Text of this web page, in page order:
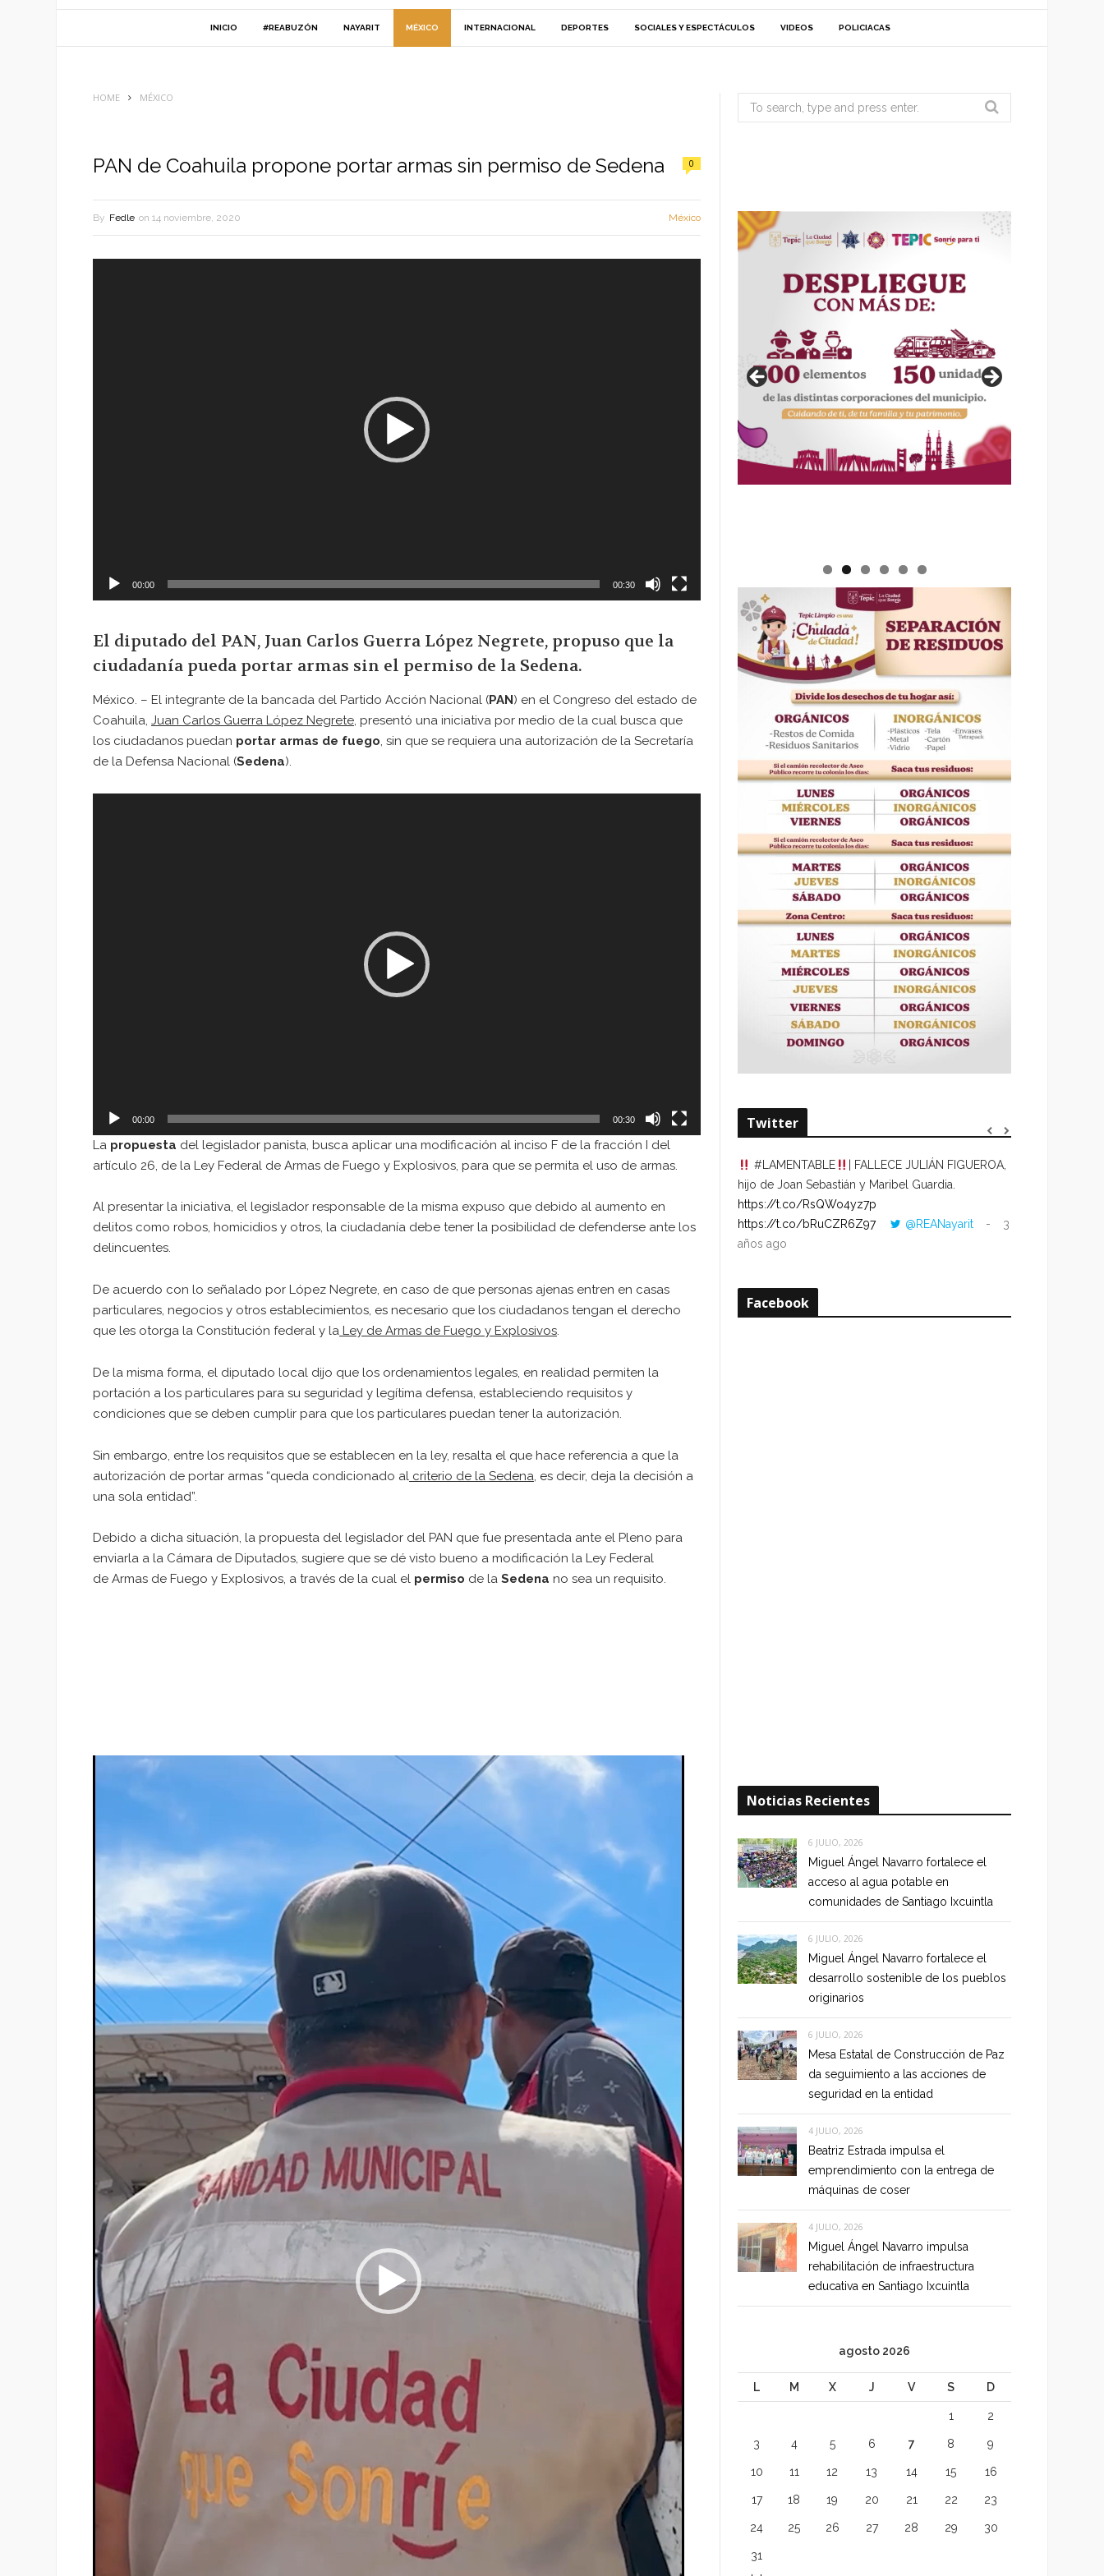
INICIO #REABUZÓN NAYARIT MÉXICO INTERNACIONAL DEPORTES SOCIALES Y ESPECTÁCULOS VIDEOS POLICIACAS
HOME MÉXICO
PAN de Coahuila propone portar armas sin permiso de Sedena 0
By Fedle on 14 noviembre, 2020 México
00:00 00:30
El diputado del PAN, Juan Carlos Guerra López Negrete, propuso que la
ciudadanía pueda portar armas sin el permiso de la Sedena.
México. – El integrante de la bancada del Partido Acción Nacional (PAN) en el Congreso del estado de
Coahuila, Juan Carlos Guerra López Negrete, presentó una iniciativa por medio de la cual busca que
los ciudadanos puedan portar armas de fuego, sin que se requiera una autorización de la Secretaría
de la Defensa Nacional (Sedena).
00:00 00:30
La propuesta del legislador panista, busca aplicar una modificación al inciso F de la fracción I del
artículo 26, de la Ley Federal de Armas de Fuego y Explosivos, para que se permita el uso de armas.
Al presentar la iniciativa, el legislador responsable de la misma expuso que debido al aumento en
delitos como robos, homicidios y otros, la ciudadanía debe tener la posibilidad de defenderse ante los
delincuentes.
De acuerdo con lo señalado por López Negrete, en caso de que personas ajenas entren en casas
particulares, negocios y otros establecimientos, es necesario que los ciudadanos tengan el derecho
que les otorga la Constitución federal y la Ley de Armas de Fuego y Explosivos.
De la misma forma, el diputado local dijo que los ordenamientos legales, en realidad permiten la
portación a los particulares para su seguridad y legítima defensa, estableciendo requisitos y
condiciones que se deben cumplir para que los particulares puedan tener la autorización.
Sin embargo, entre los requisitos que se establecen en la ley, resalta el que hace referencia a que la
autorización de portar armas “queda condicionado al criterio de la Sedena , es decir, deja la decisión a
una sola entidad”.
Debido a dicha situación, la propuesta del legislador del PAN que fue presentada ante el Pleno para
enviarla a la Cámara de Diputados, sugiere que se dé visto bueno a modificación la Ley Federal
de Armas de Fuego y Explosivos, a través de la cual el permiso de la Sedena no sea un requisito.
Reproductor
Search
for:
Twitter
#LAMENTABLE
| FALLECE JULIÁN FIGUEROA,
hijo de Joan Sebastián y Maribel Guardia.
https://t.co/RsQWo4yz7p
https://t.co/bRuCZR6Z97
@REANayarit
3
años ago
Facebook
Noticias Recientes
6 JULIO, 2026
Miguel Ángel Navarro fortalece el
acceso al agua potable en
comunidades de Santiago Ixcuintla
6 JULIO, 2026
Miguel Ángel Navarro fortalece el
desarrollo sostenible de los pueblos
originarios
6 JULIO, 2026
Mesa Estatal de Construcción de Paz
da seguimiento a las acciones de
seguridad en la entidad
4 JULIO, 2026
Beatriz Estrada impulsa el
emprendimiento con la entrega de
máquinas de coser
4 JULIO, 2026
Miguel Ángel Navarro impulsa
rehabilitación de infraestructura
educativa en Santiago Ixcuintla
agosto 2026
L M X J V S D
1 2
3 4 5 6 7 8 9
10 11 12 13 14 15 16
17 18 19 20 21 22 23
24 25 26 27 28 29 30
31